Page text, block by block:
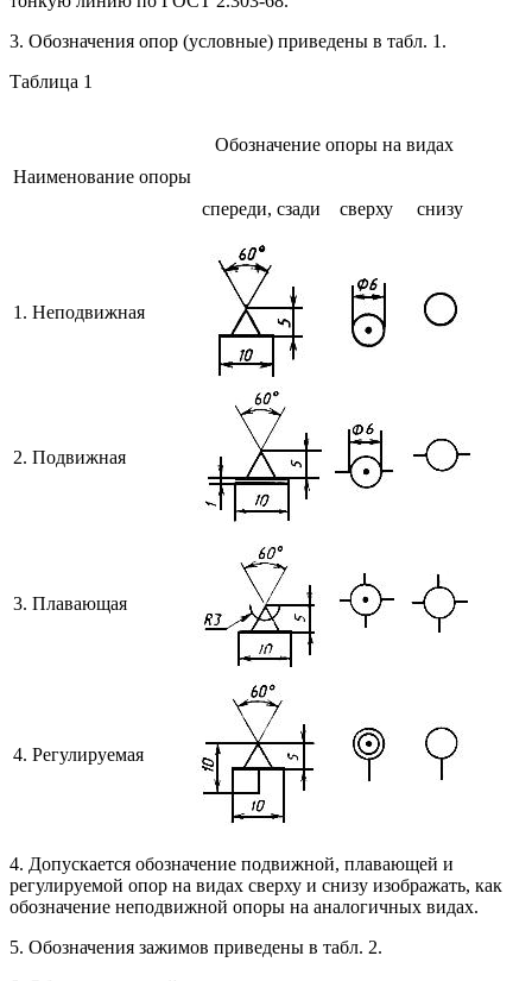
3. Обозначения опор (условные) приведены в табл. 1.
Таблица 1
Наименование опоры
Обозначение опоры на видах
спереди, сзади сверху снизу
1. Неподвижная
2. Подвижная
3. Плавающая
4. Регулируемая
4. Допускается обозначение подвижной, плавающей и
регулируемой опор на видах сверху и снизу изображать, как
обозначение неподвижной опоры на аналогичных видах.
5. Обозначения зажимов приведены в табл. 2.